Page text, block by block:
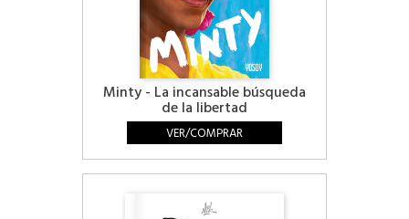
Minty - La incansable búsqueda
de la libertad
VER/COMPRAR